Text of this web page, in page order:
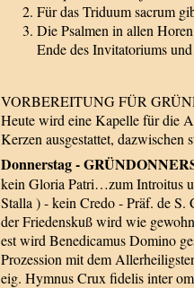
Für das Triduum sacrum
Die Psalmen in allen
Ende des Invitatoriums
VORBEREITUNG FÜR
Heute wird eine Kapelle für die
Kerzen ausgestattet, dazwischen
Donnerstag -
kein Gloria Patri…zum Introitus
Stalla ) - kein Credo - Präf. de
der Friedenskuß wird wie
est wird Benedicamus Domino
Prozession mit dem
eig. Hymnus Crux fidelis inter